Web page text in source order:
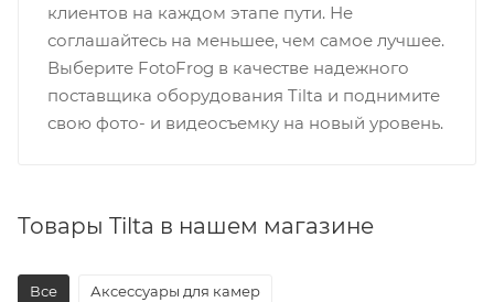
клиентов на каждом этапе пути. Не
соглашайтесь на меньшее, чем самое лучшее.
Выберите FotoFrog в качестве надежного
поставщика оборудования Tilta и поднимите
свою фото- и видеосъемку на новый уровень.
Товары Tilta в нашем магазине
Все Аксессуары для камер